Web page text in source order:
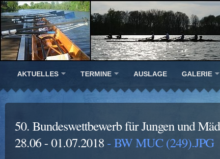
AKTUELLES TERMINE AUSLAGE GALERIE
50. Bundeswettbewerb für Jungen und
28.06 - 01.07.2018 - BW MUC (249).JPG